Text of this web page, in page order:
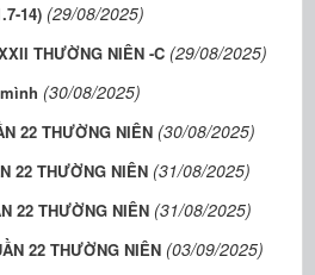
14) (29/08/2025)
THƯỜNG NIÊN -C (29/08/2025)
(30/08/2025)
22 THƯỜNG NIÊN (30/08/2025)
22 THƯỜNG NIÊN (31/08/2025)
22 THƯỜNG NIÊN (31/08/2025)
22 THƯỜNG NIÊN (03/09/2025)